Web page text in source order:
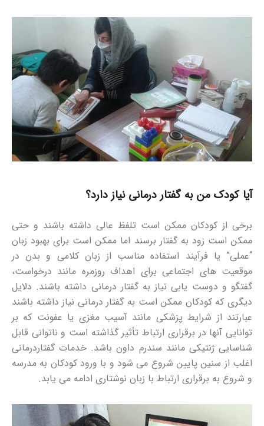
آیا کودک من به گفتار درمانی نیاز دارد؟
برخی از کودکان ممکن است تلفظ عالی داشته باشند و حتی
ممکن است زود به گفتار برسند اما ممکن است برای بهبود زبان
“عملی” یا فرآیند استفاده مناسب از زبان کلامی و بدن در
موقعیت های اجتماعی برای اهداف روزمره مانند درخواست،
گفتگو و دوست یابی نیاز به گفتار درمانی داشته باشند. دلایل
دیگری که کودکان ممکن است به گفتار درمانی نیاز داشته باشند
عبارتند از شرایط پزشکی مانند آسیب مغزی یا عفونت که بر
توانایی آنها در برقراری ارتباط تأثیر گذاشته است و ناتوانی قابل
شناسایی ژنتیکی مانند سندرم داون باشد. خدمات گفتاردرمانی
اغلب از سنین پایین شروع می شود و با ورود کودکان به مدرسه
و شروع به برقراری ارتباط با زبان نوشتاری ادامه می یابد.